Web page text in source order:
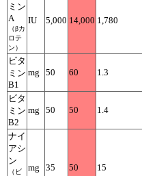
ミン
A
（βカ
ロテ
ン）
IU 5,000 14,000 1,780
ビタ
ミン
B1
mg 50 60 1.3
ビタ
ミン
B2
mg 50 50 1.4
ナイ
アシ
ン
（ビ
mg 35 50 15